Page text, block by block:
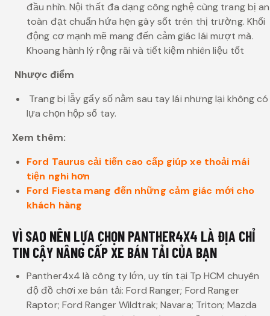
đầu nhìn. Nội thất đa dạng công nghệ cùng trang bị an
toàn đạt chuẩn hứa hẹn gây sốt trên thị trường. Khối
động cơ mạnh mẽ mang đến cảm giác lái mượt mà.
Khoang hành lý rộng rãi và tiết kiệm nhiên liệu tốt
Nhược điểm
Trang bị lẫy gẩy số nằm sau tay lái nhưng lại không có
lựa chọn hộp số tay.
Xem thêm:
Ford Taurus cải tiến cao cấp giúp xe thoải mái
tiện nghi hơn
Ford Fiesta mang đến những cảm giác mới cho
khách hàng
VÌ SAO NÊN LỰA CHỌN PANTHER4X4 LÀ ĐỊA CHỈ
TIN CẬY NÂNG CẤP XE BÁN TẢI CỦA BẠN
Panther4x4 là công ty lớn, uy tín tại Tp HCM chuyên
độ đồ chơi xe bán tải: Ford Ranger; Ford Ranger
Raptor; Ford Ranger Wildtrak; Navara; Triton; Mazda